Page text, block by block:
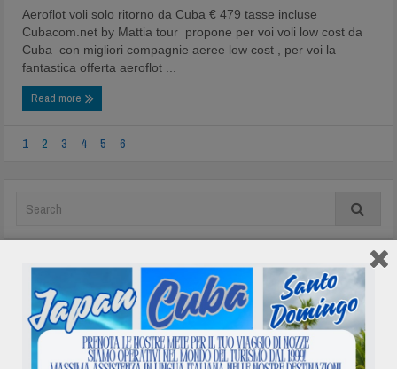
Aeroflot voli solo ritorno da Cuba € 479 tasse incluse
Cubacom.net by Mattia tour propone per voi voli low cost da
Cuba con migliori compagnie aeree low cost , per voi la
fantastica offerta aeroflot ...
Read more
1 2 3 4 5 6